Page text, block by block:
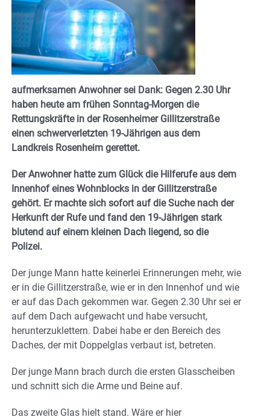
aufmerksamen Anwohner sei Dank: Gegen 2.30 Uhr
haben heute am frühen Sonntag-Morgen die
Rettungskräfte in der Rosenheimer Gillitzerstraße
einen schwerverletzten 19-Jährigen aus dem
Landkreis Rosenheim gerettet.
Der Anwohner hatte zum Glück die Hilferufe aus dem
Innenhof eines Wohnblocks in der Gillitzerstraße
gehört. Er machte sich sofort auf die Suche nach der
Herkunft der Rufe und fand den 19-Jährigen stark
blutend auf einem kleinen Dach liegend, so die
Polizei.
Der junge Mann hatte keinerlei Erinnerungen mehr, wie
er in die Gillitzerstraße, wie er in den Innenhof und wie
er auf das Dach gekommen war. Gegen 2.30 Uhr sei er
auf dem Dach aufgewacht und habe versucht,
herunterzuklettern. Dabei habe er den Bereich des
Daches, der mit Doppelglas verbaut ist, betreten.
Der junge Mann brach durch die ersten Glasscheiben
und schnitt sich die Arme und Beine auf.
Das zweite Glas hielt stand. Wäre er hier